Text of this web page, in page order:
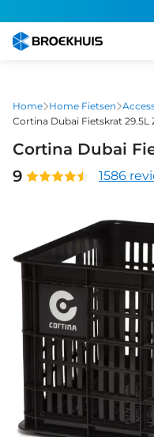
naar
gaan
Home Home Fietsen
Cortina Dubai Fietskrat 29.5L
Cortina Dubai
9
1586